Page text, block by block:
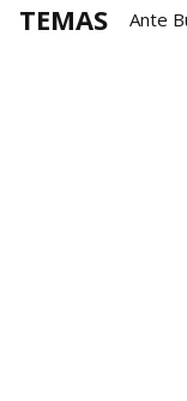
TEMAS Ante